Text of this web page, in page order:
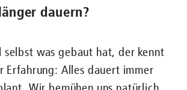
dauern?
selbst was gebaut hat, der kennt
Erfahrung: Alles dauert immer